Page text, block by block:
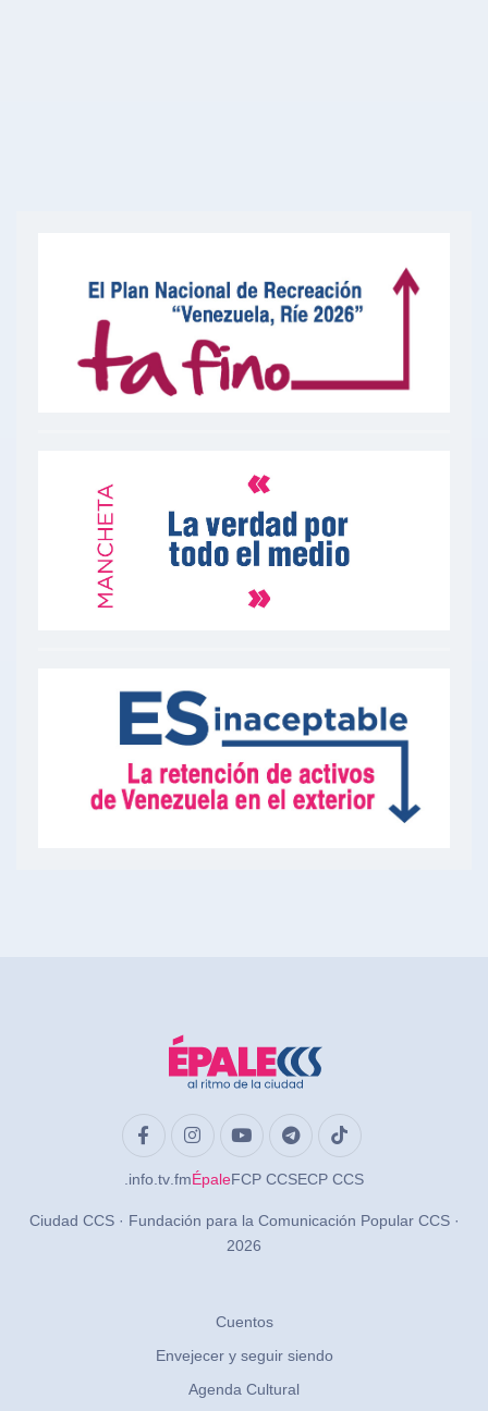
.info .tv .fmÉpaleFCP CCSECP CCS
Ciudad CCS · Fundación para la Comunicación Popular CCS ·
2026
Cuentos
Envejecer y seguir siendo
Agenda Cultural